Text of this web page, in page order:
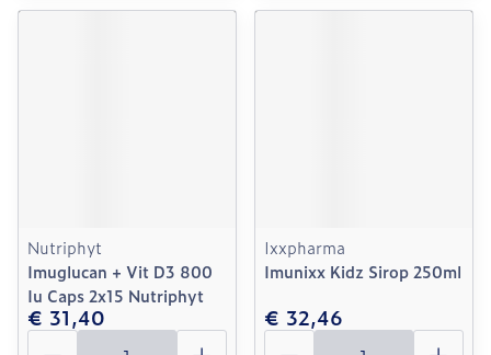
Nutriphyt
Imuglucan + Vit D3 800
Iu Caps 2x15 Nutriphyt
€ 31,40
Aantal
Ixxpharma
Imunixx Kidz Sirop 250ml
€ 32,46
Aantal